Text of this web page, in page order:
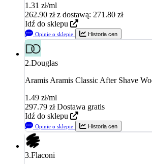
1.31 zł/ml
262.90 zł z dostawą: 271.80 zł
Idź do sklepu
Opinie o sklepie Historia cen
2.Douglas
Aramis Aramis Classic After Shave
1.49 zł/ml
297.79 zł Dostawa gratis
Idź do sklepu
Opinie o sklepie Historia cen
3.Flaconi